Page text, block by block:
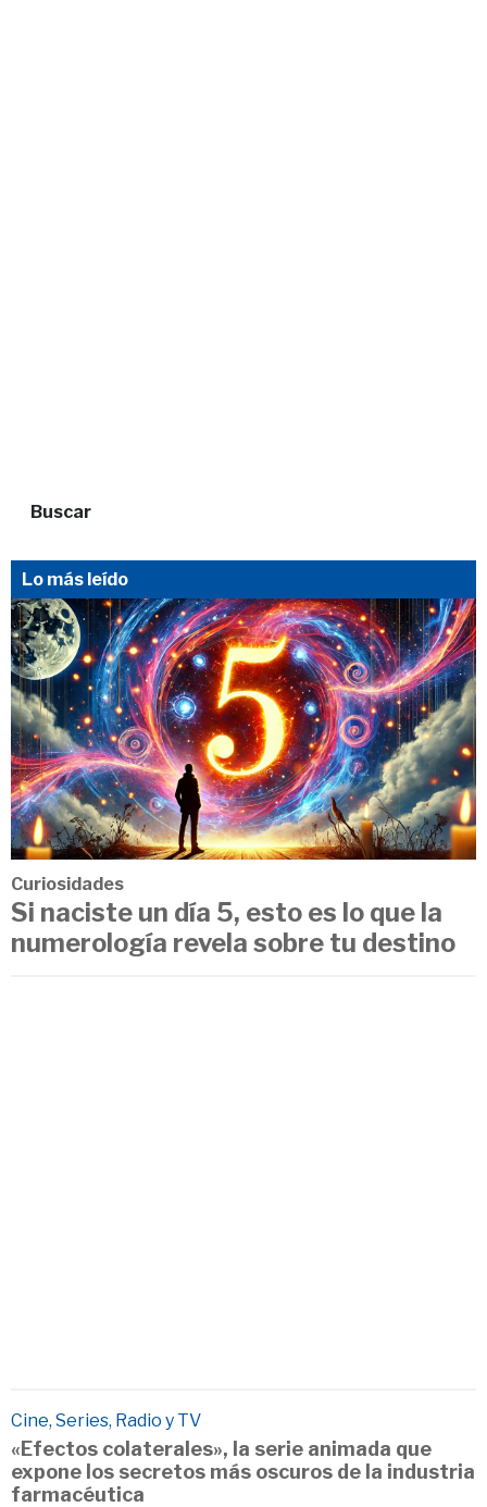
Buscar
Lo más leído
Curiosidades
Si naciste un día 5, esto es lo que la
numerología revela sobre tu destino
Cine, Series, Radio y TV
«Efectos colaterales», la serie animada que
expone los secretos más oscuros de la industria
farmacéutica